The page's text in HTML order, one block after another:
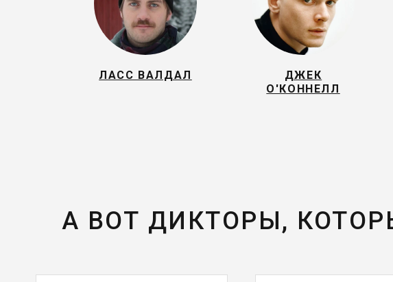
ЛАСС ВАЛДАЛ
ДЖЕК
О'КОННЕЛЛ
А ВОТ ДИКТОРЫ,